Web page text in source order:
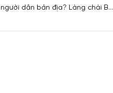
người dân bản địa? Làng chài Ba